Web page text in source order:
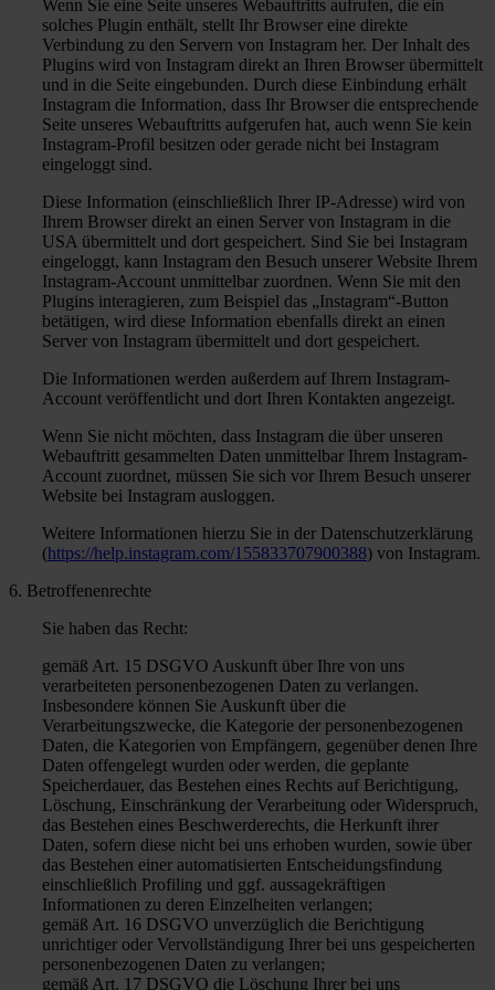
Wenn Sie eine Seite unseres Webauftritts aufrufen, die ein
solches Plugin enthält, stellt Ihr Browser eine direkte
Verbindung zu den Servern von Instagram her. Der Inhalt des
Plugins wird von Instagram direkt an Ihren Browser übermittelt
und in die Seite eingebunden. Durch diese Einbindung erhält
Instagram die Information, dass Ihr Browser die entsprechende
Seite unseres Webauftritts aufgerufen hat, auch wenn Sie kein
Instagram-Profil besitzen oder gerade nicht bei Instagram
eingeloggt sind.
Diese Information (einschließlich Ihrer IP-Adresse) wird von
Ihrem Browser direkt an einen Server von Instagram in die
USA übermittelt und dort gespeichert. Sind Sie bei Instagram
eingeloggt, kann Instagram den Besuch unserer Website Ihrem
Instagram-Account unmittelbar zuordnen. Wenn Sie mit den
Plugins interagieren, zum Beispiel das „Instagram“-Button
betätigen, wird diese Information ebenfalls direkt an einen
Server von Instagram übermittelt und dort gespeichert.
Die Informationen werden außerdem auf Ihrem Instagram-
Account veröffentlicht und dort Ihren Kontakten angezeigt.
Wenn Sie nicht möchten, dass Instagram die über unseren
Webauftritt gesammelten Daten unmittelbar Ihrem Instagram-
Account zuordnet, müssen Sie sich vor Ihrem Besuch unserer
Website bei Instagram ausloggen.
Weitere Informationen hierzu Sie in der Datenschutzerklärung
(https://help.instagram.com/155833707900388) von Instagram.
6. Betroffenenrechte
Sie haben das Recht:
gemäß Art. 15 DSGVO Auskunft über Ihre von uns
verarbeiteten personenbezogenen Daten zu verlangen.
Insbesondere können Sie Auskunft über die
Verarbeitungszwecke, die Kategorie der personenbezogenen
Daten, die Kategorien von Empfängern, gegenüber denen Ihre
Daten offengelegt wurden oder werden, die geplante
Speicherdauer, das Bestehen eines Rechts auf Berichtigung,
Löschung, Einschränkung der Verarbeitung oder Widerspruch,
das Bestehen eines Beschwerderechts, die Herkunft ihrer
Daten, sofern diese nicht bei uns erhoben wurden, sowie über
das Bestehen einer automatisierten Entscheidungsfindung
einschließlich Profiling und ggf. aussagekräftigen
Informationen zu deren Einzelheiten verlangen;
gemäß Art. 16 DSGVO unverzüglich die Berichtigung
unrichtiger oder Vervollständigung Ihrer bei uns gespeicherten
personenbezogenen Daten zu verlangen;
gemäß Art. 17 DSGVO die Löschung Ihrer bei uns